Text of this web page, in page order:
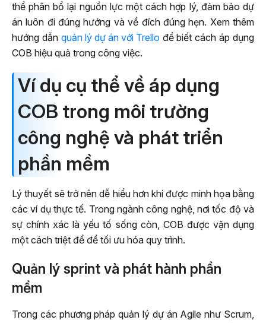
thể phân bổ lại nguồn lực một cách hợp lý, đảm bảo dự
án luôn đi đúng hướng và về đích đúng hẹn. Xem thêm
hướng dẫn quản lý dự án với Trello để biết cách áp dụng
COB hiệu quả trong công việc.
Ví dụ cụ thể về áp dụng
COB trong môi trường
công nghệ và phát triển
phần mềm
Lý thuyết sẽ trở nên dễ hiểu hơn khi được minh họa bằng
các ví dụ thực tế. Trong ngành công nghệ, nơi tốc độ và
sự chính xác là yếu tố sống còn, COB được vận dụng
một cách triệt để để tối ưu hóa quy trình.
Quản lý sprint và phát hành phần
mềm
Trong các phương pháp quản lý dự án Agile như Scrum,